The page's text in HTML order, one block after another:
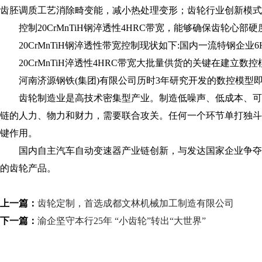
齿胚调质工艺消除畸变能，减小热处理变形；齿轮行业创新模
控制20CrMnTiH钢淬透性4HRC带宽，能够确保齿轮心部
20CrMnTiH钢淬透性带宽控制现状如下:国内一流特钢企业
20CrMnTiH淬透性4HRC带宽大批量供货的关键在建立数
河南济源钢铁(集团)有限公司历时3年研究开发的数控模型
齿轮制造业是高技术密集型产业。制造低噪声、低成本、
链的人力、物力和财力，需要联合攻关。任何一个环节单打独
键作用。
国内自主汽车自动变速器产业链创新，与发达国家企业争
的齿轮产品。
上一篇： 齿轮定制，首选成都文林机械加工制造有限公司
下一篇： 渝企坚守本行25年 “小齿轮”转出“大世界”